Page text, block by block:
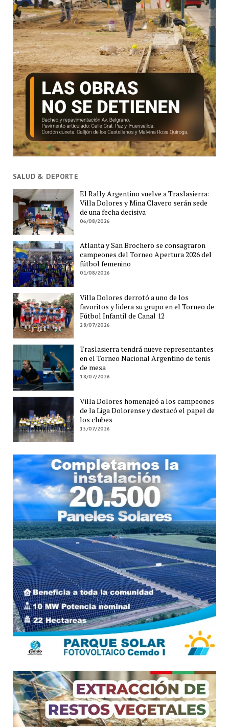
SALUD & DEPORTE
El Rally Argentino vuelve a Traslasierra:
Villa Dolores y Mina Clavero serán sede
de una fecha decisiva
06/08/2026
Atlanta y San Brochero se consagraron
campeones del Torneo Apertura 2026 del
fútbol femenino
01/08/2026
Villa Dolores derrotó a uno de los
favoritos y lidera su grupo en el Torneo de
Fútbol Infantil de Canal 12
28/07/2026
Traslasierra tendrá nueve representantes
en el Torneo Nacional Argentino de tenis
de mesa
18/07/2026
Villa Dolores homenajeó a los campeones
de la Liga Dolorense y destacó el papel de
los clubes
15/07/2026